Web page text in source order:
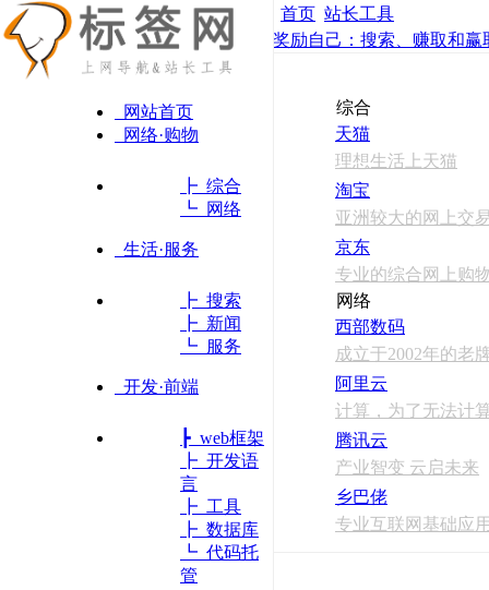
网站首页
网络·购物
┣ 综合
┗ 网络
生活·服务
┣ 搜索
┣ 新闻
┗ 服务
开发·前端
┣ web框架
┣ 开发语
言
┣ 工具
┣ 数据库
┗ 代码托
管
首页 站长工具
奖励自己：搜索、赚取和赢
综合
天猫
理想生活上天猫
淘宝
亚洲较大的网上交
京东
专业的综合网上购
网络
西部数码
成立于2002年的老
阿里云
计算，为了无法计
腾讯云
产业智变 云启未来
乡巴佬
专业互联网基础应